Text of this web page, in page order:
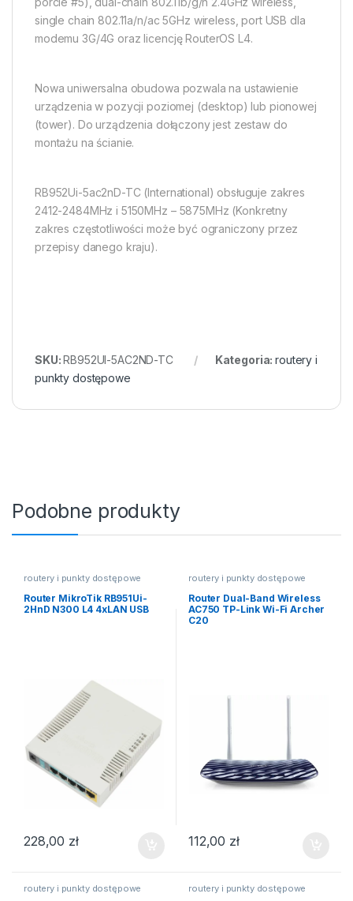
single chain 802.11a/n/ac 5GHz wireless, port USB dla
modemu 3G/4G oraz licencję RouterOS L4.
Nowa uniwersalna obudowa pozwala na ustawienie
urządzenia w pozycji poziomej (desktop) lub pionowej
(tower). Do urządzenia dołączony jest zestaw do
montażu na ścianie.
RB952Ui-5ac2nD-TC (International) obsługuje zakres
2412-2484MHz i 5150MHz – 5875MHz (Konkretny
zakres częstotliwości może być ograniczony przez
przepisy danego kraju).
SKU:RB952UI-5AC2ND-TC Kategoria:routery i
punkty dostępowe
Podobne produkty
routery i punkty dostępowe
Router MikroTik RB951Ui-
2HnD N300 L4 4xLAN USB
228,00 zł
routery i punkty dostępowe
Router Dual-Band Wireless
AC750 TP-Link Wi-Fi Archer
C20
112,00 zł
routery i punkty dostępowe routery i punkty dostępowe